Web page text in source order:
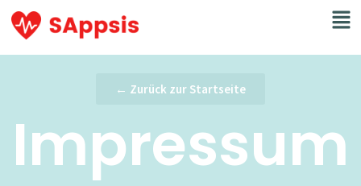
← Zurück zur Startseite
Impressum